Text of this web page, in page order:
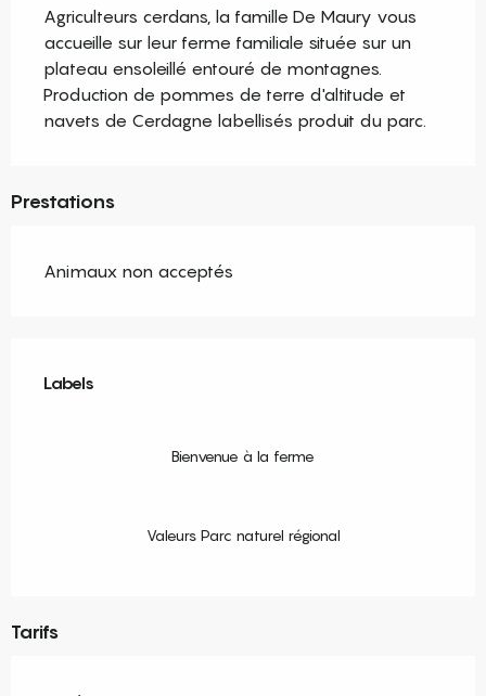
Agriculteurs cerdans, la famille De Maury vous
accueille sur leur ferme familiale située sur un
plateau ensoleillé entouré de montagnes.
Production de pommes de terre d'altitude et
navets de Cerdagne labellisés produit du parc.
Prestations
Animaux non acceptés
Labels
Labels
Bienvenue à la ferme
Valeurs Parc naturel régional
Tarifs